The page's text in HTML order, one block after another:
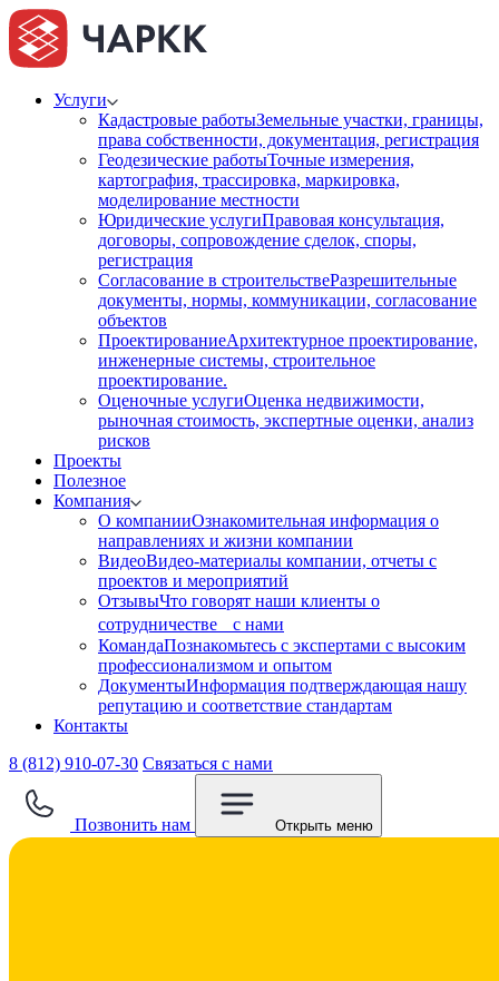
Услуги
Кадастровые работыЗемельные участки, границы,
права собственности, документация, регистрация
Геодезические работыТочные измерения,
картография, трассировка, маркировка,
моделирование местности
Юридические услугиПравовая консультация,
договоры, сопровождение сделок, споры,
регистрация
Согласование в строительствеРазрешительные
документы, нормы, коммуникации, согласование
объектов
ПроектированиеАрхитектурное проектирование,
инженерные системы, строительное
проектирование.
Оценочные услугиОценка недвижимости,
рыночная стоимость, экспертные оценки, анализ
рисков
Проекты
Полезное
Компания
О компанииОзнакомительная информация о
направлениях и жизни компании
ВидеоВидео-материалы компании, отчеты с
проектов и мероприятий
ОтзывыЧто говорят наши клиенты о
сотрудничестве с нами
КомандаПознакомьтесь с экспертами с высоким
профессионализмом и опытом
ДокументыИнформация подтверждающая нашу
репутацию и соответствие стандартам
Контакты
8 (812) 910-07-30 Связаться с нами
Позвонить нам Открыть меню